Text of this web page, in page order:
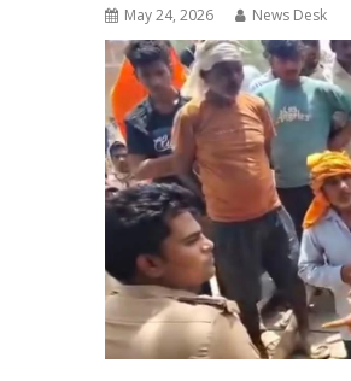
May 24, 2026 News Desk